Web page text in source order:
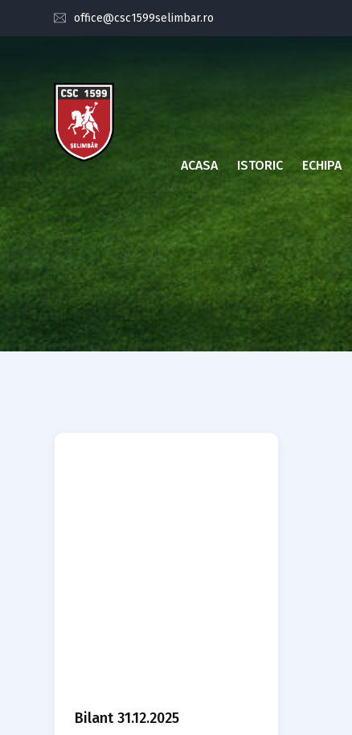
office@csc1599selimbar.ro
ACASA ISTORIC ECHIPA
Bilant 31.12.2025